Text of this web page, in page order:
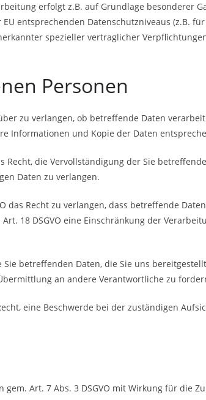
erfolgt z.B. auf Grundlage besonderer
entsprechenden Datenschutzniveaus (z.B.
spezieller vertraglicher
Personen
zu verlangen, ob betreffende Daten
Informationen und Kopie der Daten
Recht, die Vervollständigung der Sie
Daten zu verlangen.
das Recht zu verlangen, dass betreffende
18 DSGVO eine Einschränkung der
Sie betreffenden Daten, die Sie uns
an andere Verantwortliche zu
eine Beschwerde bei der zuständigen
gem. Art. 7 Abs. 3 DSGVO mit Wirkung für die